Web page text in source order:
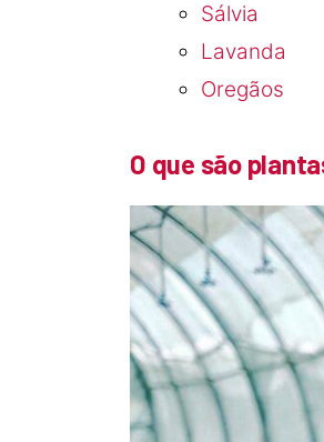
Sálvia
Lavanda
Oregãos
O que são